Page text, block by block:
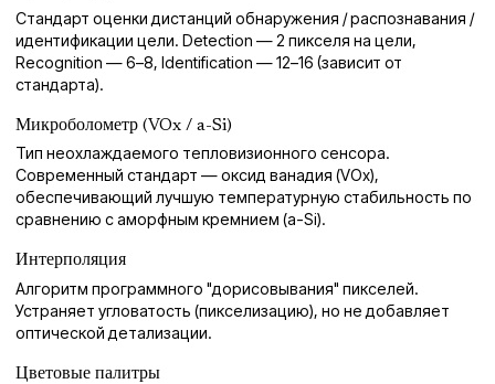
Стандарт оценки дистанций обнаружения / распознавания /
идентификации цели. Detection — 2 пикселя на цели,
Recognition — 6–8, Identification — 12–16 (зависит от
стандарта).
Микроболометр (VOx / a-Si)
Тип неохлаждаемого тепловизионного сенсора.
Современный стандарт — оксид ванадия (VOx),
обеспечивающий лучшую температурную стабильность по
сравнению с аморфным кремнием (a-Si).
Интерполяция
Алгоритм программного "дорисовывания" пикселей.
Устраняет угловатость (пикселизацию), но не добавляет
оптической детализации.
Цветовые палитры